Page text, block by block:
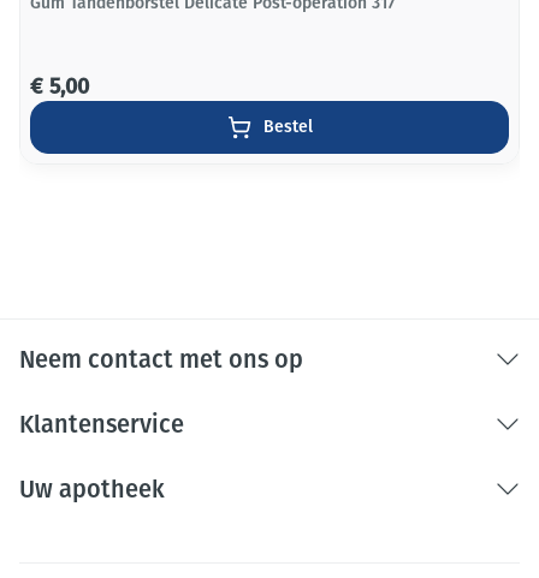
€ 5,00
Bestel
Neem contact met ons op
Klantenservice
Uw apotheek